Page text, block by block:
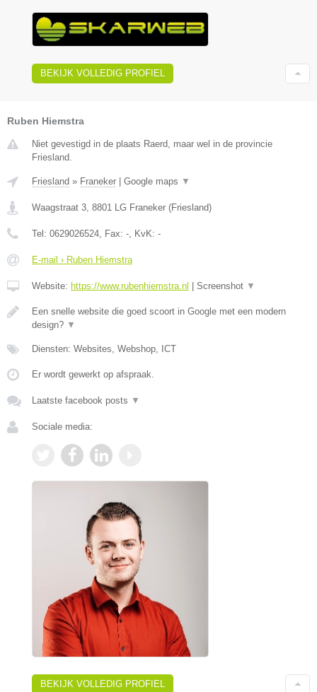
BEKIJK VOLLEDIG PROFIEL
Ruben Hiemstra
Niet gevestigd in de plaats Raerd, maar wel in de provincie
Friesland.
Friesland » Franeker Google maps ▼
Waagstraat 3, 8801 LG Franeker (Friesland)
Tel: 0629026524, Fax: -, KvK: -
E-mail › Ruben Hiemstra
Website: https://www.rubenhiemstra.nl Screenshot ▼
Een snelle website die goed scoort in Google met een modern
design? ▼
Diensten: Websites, Webshop, ICT
Er wordt gewerkt op afspraak.
Laatste facebook posts ▼
Sociale media:
BEKIJK VOLLEDIG PROFIEL